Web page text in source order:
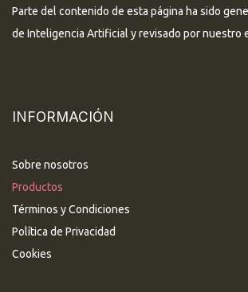
Parte del contenido de esta página ha sido
de Inteligencia Artificial y revisado por nuestro
INFORMACIÓN
Sobre nosotros
Productos
Términos y Condiciones
Política de Privacidad
Cookies